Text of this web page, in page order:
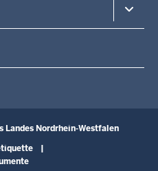
Menschen mit Behinderung
Landes Nordrhein-Westfalen